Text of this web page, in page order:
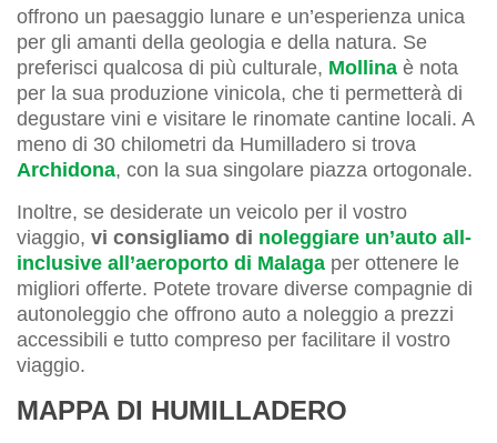
offrono un paesaggio lunare e un’esperienza unica
per gli amanti della geologia e della natura. Se
preferisci qualcosa di più culturale, Mollina è nota
per la sua produzione vinicola, che ti permetterà di
degustare vini e visitare le rinomate cantine locali. A
meno di 30 chilometri da Humilladero si trova
Archidona, con la sua singolare piazza ortogonale.
Inoltre, se desiderate un veicolo per il vostro
viaggio, vi consigliamo di noleggiare un’auto all-
inclusive all’aeroporto di Malaga per ottenere le
migliori offerte. Potete trovare diverse compagnie di
autonoleggio che offrono auto a noleggio a prezzi
accessibili e tutto compreso per facilitare il vostro
viaggio.
MAPPA DI HUMILLADERO